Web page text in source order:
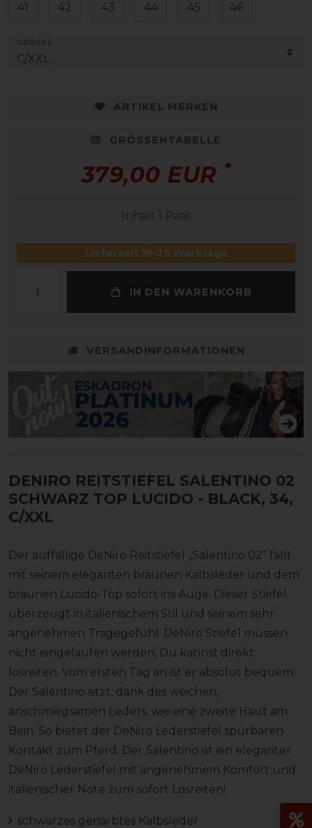
41 42 43 44 45 46
ARTIKEL MERKEN
GRÖSSENTABELLE
379,00 EUR *
Inhalt 1 Paar
Lieferzeit 16-25 Werktage
IN DEN WARENKORB
VERSANDINFORMATIONEN
DENIRO REITSTIEFEL SALENTINO 02
SCHWARZ TOP LUCIDO - BLACK, 34,
C/XXL
Der auffällige DeNiro Reitstiefel „Salentino 02“ fällt
mit seinem eleganten braunen Kalbsleder und dem
braunen Lucido-Top sofort ins Auge. Dieser Stiefel
überzeugt in italienischem Stil und seinem sehr
angenehmen Tragegefühl. DeNiro Stiefel müssen
nicht eingelaufen werden, Du kannst direkt
losreiten. Vom ersten Tag an ist er absolut bequem.
Der Salentino sitzt, dank des weichen,
anschmiegsamen Leders, wie eine zweite Haut am
Bein. So bietet der DeNiro Lederstiefel spürbaren
Kontakt zum Pferd. Der Salentino ist ein eleganter
DeNiro Lederstiefel mit angenehmem Komfort und
italienischer Note zum sofort Losreiten!
schwarzes genarbtes Kalbsleder